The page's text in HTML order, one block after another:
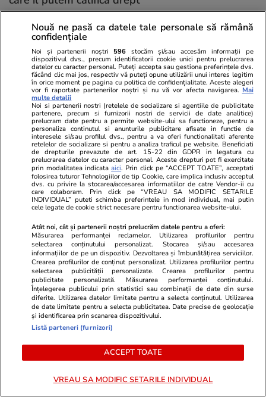
apartheid sexual”
Știri România 10:58
Pompierii români au luptat
toată noaptea cu incendiile din
Grecia: misiune critică în Attica
pentru salvarea caselor și
animalelor din calea flăcărilor
Știri România 10:32
Alertă în județul Tulcea: o țintă
aeriană a fost detectată în
apropierea frontierei cu Ucraina
Știri România 09:48
Ce se întâmplă cu buletinele
vechi ale românilor, din 3
august, în Italia. Sunt multe
Nouă ne pasă ca datele tale personale să rămână
confidențiale
Noi și partenerii noștri 596 stocăm și/sau accesăm informații pe
dispozitivul dvs., precum identificatorii cookie unici pentru prelucrarea
datelor cu caracter personal. Puteți accepta sau gestiona preferințele dvs.
făcând clic mai jos, respectiv vă puteți opune utilizării unui interes legitim
în orice moment pe pagina cu politica de confidențialitate. Aceste alegeri
vor fi raportate partenerilor noștri și nu vă vor afecta navigarea. Mai
multe detalii
Noi si partenerii nostri (retelele de socializare si agentiile de publicitate
partenere, precum si furnizorii nostri de servicii de date analitice)
prelucram date pentru a permite website-ului sa functioneze, pentru a
personaliza continutul si anunturile publicitare afisate in functie de
interesele si/sau profilul dvs., pentru a va oferi functionalitati aferente
retelelor de socializare si pentru a analiza traficul pe website. Beneficiati
de drepturile prevazute de art. 15-22 din GDPR in legatura cu
prelucrarea datelor cu caracter personal. Aceste drepturi pot fi exercitate
prin modalitatea indicataaici. Prin click pe “ACCEPT TOATE”, acceptati
folosirea tuturor Tehnologiilor de tip Cookie, care implica inclusiv acceptul
dvs. cu privire la stocarea/accesarea informatiilor de catre Vendor-ii cu
care colaboram. Prin click pe “VREAU SA MODIFIC SETARILE
INDIVIDUAL” puteti schimba preferintele in mod individual, mai putin
cele legate de cookie strict necesare pentru functionarea website-ului.
Atât noi, cât și partenerii noștri prelucrăm datele pentru a oferi:
Măsurarea performanței reclamelor. Utilizarea profilurilor pentru
selectarea conținutului personalizat. Stocarea și/sau accesarea
informațiilor de pe un dispozitiv. Dezvoltarea și îmbunătățirea serviciilor.
Crearea profilurilor de conținut personalizat. Utilizarea profilurilor pentru
selectarea publicității personalizate. Crearea profilurilor pentru
publicitate personalizată. Măsurarea performanței conținutului.
Înțelegerea publicului prin statistici sau combinații de date din surse
diferite. Utilizarea datelor limitate pentru a selecta conținutul. Utilizarea
de date limitate pentru a selecta publicitatea. Date precise de geolocație
și identificarea prin scanarea dispozitivului.
Listă parteneri (furnizori)
ACCEPT TOATE
VREAU SA MODIFIC SETARILE INDIVIDUAL